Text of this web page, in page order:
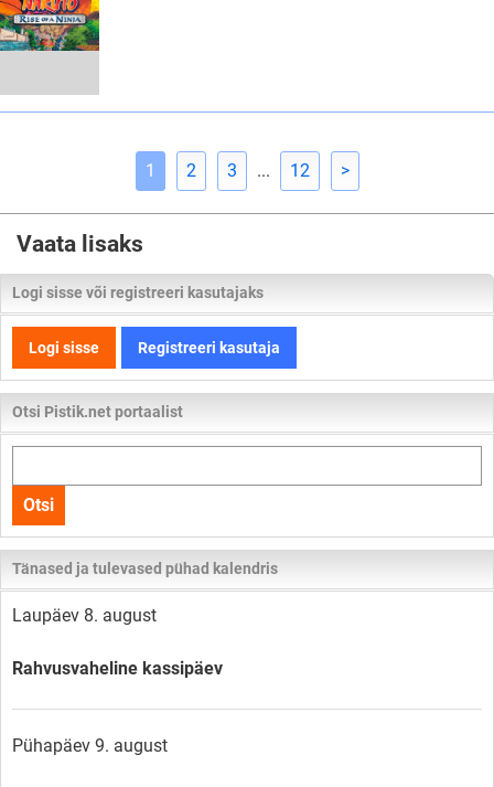
1 2 3 ... 12 >
Vaata lisaks
Logi sisse või registreeri kasutajaks
Logi sisse Registreeri kasutaja
Otsi Pistik.net portaalist
kogu
lehelt
Otsi
Tänased ja tulevased pühad kalendris
Laupäev 8. august
Rahvusvaheline kassipäev
Pühapäev 9. august